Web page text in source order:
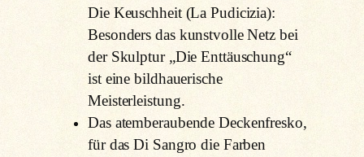
Die Keuschheit (La Pudicizia):
Besonders das kunstvolle Netz bei
der Skulptur „Die Enttäuschung“
ist eine bildhauerische
Meisterleistung.
Das atemberaubende Deckenfresko,
für das Di Sangro die Farben